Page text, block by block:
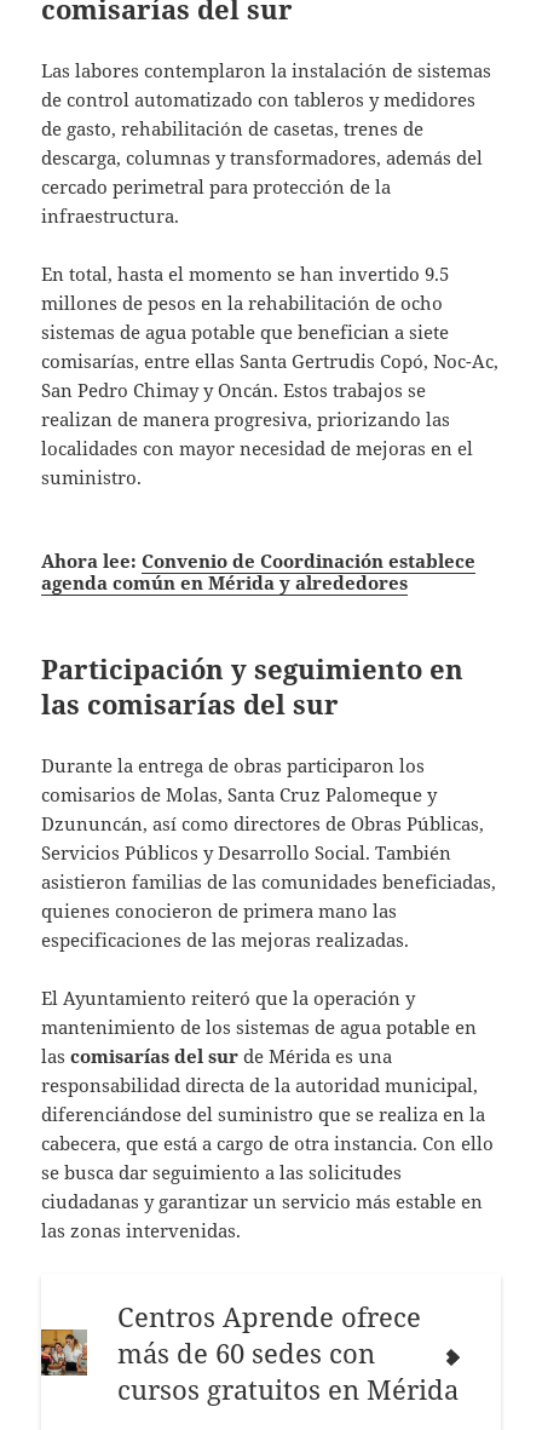
comisarías del sur
Las labores contemplaron la instalación de sistemas
de control automatizado con tableros y medidores
de gasto, rehabilitación de casetas, trenes de
descarga, columnas y transformadores, además del
cercado perimetral para protección de la
infraestructura.
En total, hasta el momento se han invertido 9.5
millones de pesos en la rehabilitación de ocho
sistemas de agua potable que benefician a siete
comisarías, entre ellas Santa Gertrudis Copó, Noc-Ac,
San Pedro Chimay y Oncán. Estos trabajos se
realizan de manera progresiva, priorizando las
localidades con mayor necesidad de mejoras en el
suministro.
Ahora lee:Convenio de Coordinación establece
agenda común en Mérida y alrededores
Participación y seguimiento en
las comisarías del sur
Durante la entrega de obras participaron los
comisarios de Molas, Santa Cruz Palomeque y
Dzununcán, así como directores de Obras Públicas,
Servicios Públicos y Desarrollo Social. También
asistieron familias de las comunidades beneficiadas,
quienes conocieron de primera mano las
especificaciones de las mejoras realizadas.
El Ayuntamiento reiteró que la operación y
mantenimiento de los sistemas de agua potable en
lascomisarías del sur de Mérida es una
responsabilidad directa de la autoridad municipal,
diferenciándose del suministro que se realiza en la
cabecera, que está a cargo de otra instancia. Con ello
se busca dar seguimiento a las solicitudes
ciudadanas y garantizar un servicio más estable en
las zonas intervenidas.
Centros Aprende ofrece
más de 60 sedes con
cursos gratuitos en Mérida